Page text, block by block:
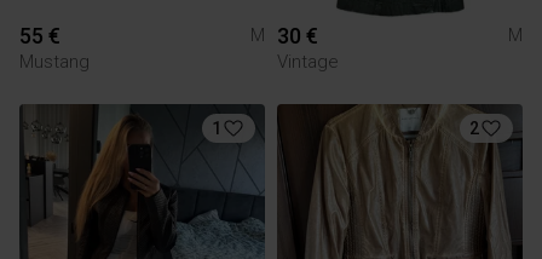
55 €
M
Mustang
30 €
M
Vintage
1 2